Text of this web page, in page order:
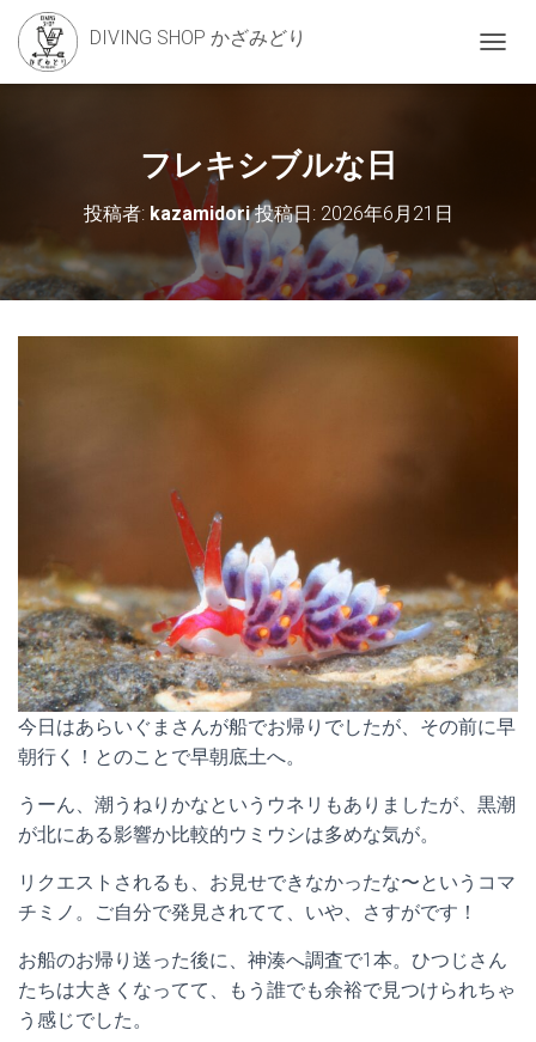
DIVING SHOP かざみどり
ビ
替
フレキシブルな日
投稿者: kazamidori投稿日: 2026年6月21日
今日はあらいぐまさんが船でお帰りでしたが、その前に早
朝行く！とのことで早朝底土へ。
うーん、潮うねりかなというウネリもありましたが、黒潮
が北にある影響か比較的ウミウシは多めな気が。
リクエストされるも、お見せできなかったな〜というコマ
チミノ。ご自分で発見されてて、いや、さすがです！
お船のお帰り送った後に、神湊へ調査で1本。ひつじさん
たちは大きくなってて、もう誰でも余裕で見つけられちゃ
う感じでした。